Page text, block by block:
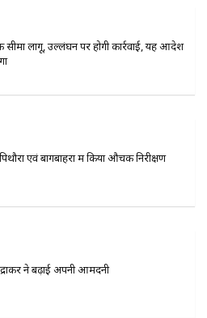
लागू, उल्लंघन पर होगी कार्रवाई, यह आदेश
एवं बागबाहरा में किया औचक निरीक्षण
ने बढ़ाई अपनी आमदनी